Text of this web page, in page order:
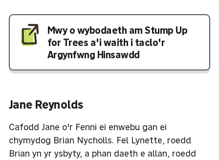
Mwy o wybodaeth am Stump Up
for Trees a'i waith i taclo'r
Argynfwng Hinsawdd
Jane Reynolds
Cafodd Jane o'r Fenni ei enwebu gan ei
chymydog Brian Nycholls. Fel Lynette, roedd
Brian yn yr ysbyty, a phan daeth e allan, roedd